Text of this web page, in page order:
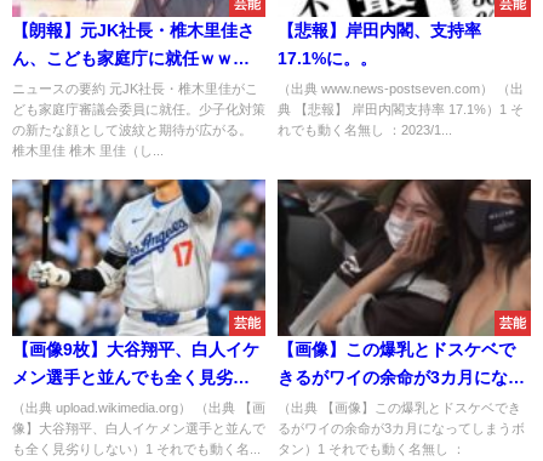
芸能
【朗報】元JK社長・椎木里佳さ
ん、こども家庭庁に就任ｗｗｗ
ｗｗ
ニュースの要約 元JK社長・椎木里佳がこ
ども家庭庁審議会委員に就任。少子化対策
の新たな顔として波紋と期待が広がる。
椎木里佳 椎木 里佳（し...
芸能
【悲報】岸田内閣、支持率
17.1%に。。
（出典 www.news-postseven.com） （出
典 【悲報】 岸田内閣支持率 17.1%）1 そ
れでも動く名無し ：2023/1...
芸能
【画像9枚】大谷翔平、白人イケ
メン選手と並んでも全く見劣り
しない
（出典 upload.wikimedia.org） （出典 【画
像】大谷翔平、白人イケメン選手と並んで
も全く見劣りしない）1 それでも動く名...
芸能
【画像】この爆乳とドスケベで
きるがワイの余命が3カ月になっ
てしまうボタン
（出典 【画像】この爆乳とドスケベでき
るがワイの余命が3カ月になってしまうボ
タン）1 それでも動く名無し ：